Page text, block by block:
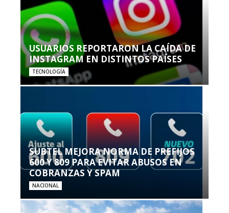
USUARIOS REPORTARON LA CAÍDA DE
INSTAGRAM EN DISTINTOS PAÍSES
TECNOLOGÍA
SUBTEL MEJORA NORMA DE PREFIJOS
600 Y 809 PARA EVITAR ABUSOS EN
COBRANZAS Y SPAM
NACIONAL